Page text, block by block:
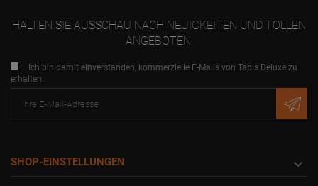
HALTEN SIE AUSSCHAU NACH NEUIGKEITEN UND TOLLEN
ANGEBOTEN!
Ich bin damit einverstanden, kommerzielle E-Mails von Tapis Deluxe zu
erhalten.
SHOP-EINSTELLUNGEN 